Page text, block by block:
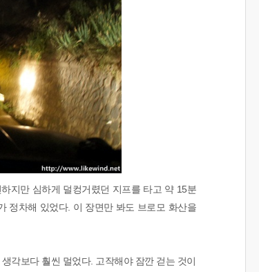
지만 심하게 덜컹거렸던 지프를 타고 약 15분
정차해 있었다. 이 장면만 봐도 브로모 화산을
각보다 훨씬 멀었다. 고작해야 잠깐 걷는 것이